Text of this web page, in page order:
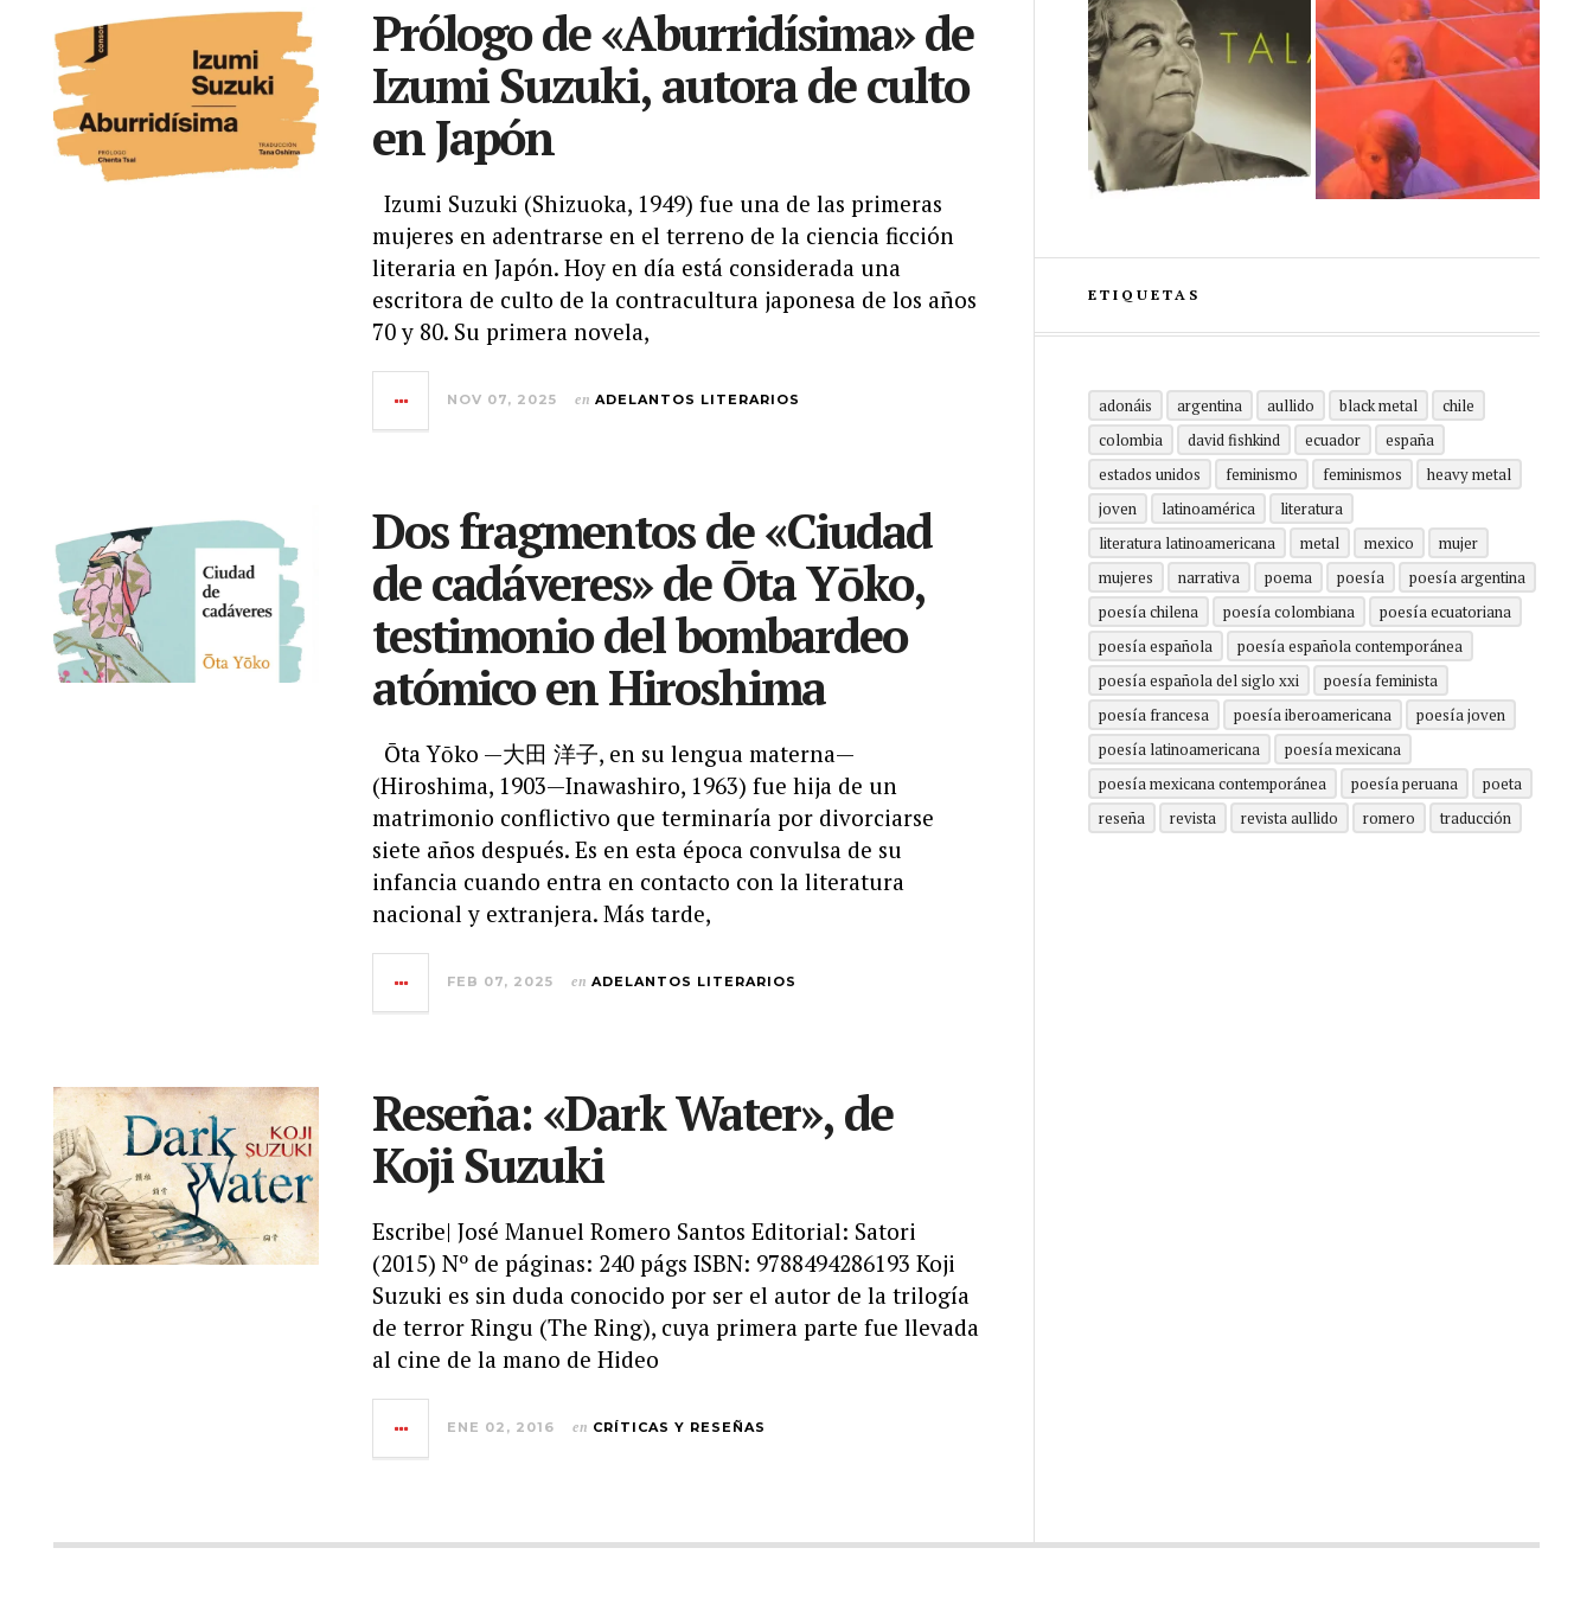
Prólogo de «Aburridísima» de
Izumi Suzuki, autora de culto
en Japón
Izumi Suzuki (Shizuoka, 1949) fue una de las primeras
mujeres en adentrarse en el terreno de la ciencia ficción
literaria en Japón. Hoy en día está considerada una
escritora de culto de la contracultura japonesa de los años
70 y 80. Su primera novela,
NOV 07, 2025 en ADELANTOS LITERARIOS
Dos fragmentos de «Ciudad
de cadáveres» de Ōta Yōko,
testimonio del bombardeo
atómico en Hiroshima
Ōta Yōko —大田 洋子, en su lengua materna—
(Hiroshima, 1903—Inawashiro, 1963) fue hija de un
matrimonio conflictivo que terminaría por divorciarse
siete años después. Es en esta época convulsa de su
infancia cuando entra en contacto con la literatura
nacional y extranjera. Más tarde,
FEB 07, 2025 en ADELANTOS LITERARIOS
Reseña: «Dark Water», de
Koji Suzuki
Escribe| José Manuel Romero Santos Editorial: Satori
(2015) Nº de páginas: 240 págs ISBN: 9788494286193 Koji
Suzuki es sin duda conocido por ser el autor de la trilogía
de terror Ringu (The Ring), cuya primera parte fue llevada
al cine de la mano de Hideo
ENE 02, 2016 en CRÍTICAS Y RESEÑAS
ETIQUETAS
adonáis argentina aullido black metal
chile
colombia
david fishkind ecuador
españa
estados unidos
feminismo feminismos
heavy metal
joven
latinoamérica
literatura
literatura latinoamericana
metal mexico
mujer
mujeres
narrativa poema poesía
poesía argentina
poesía chilena
poesía colombiana
poesía ecuatoriana
poesía española
poesía española contemporánea
poesía española del siglo xxi
poesía feminista
poesía francesa
poesía iberoamericana
poesía joven
poesía latinoamericana
poesía mexicana
poesía mexicana contemporánea
poesía peruana
poeta
reseña
revista revista aullido romero traducción